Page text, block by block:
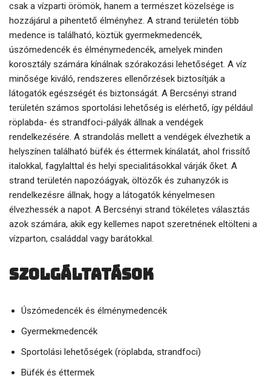
csak a vízparti örömök, hanem a természet közelsége is
hozzájárul a pihentető élményhez. A strand területén több
medence is található, köztük gyermekmedencék,
úszómedencék és élménymedencék, amelyek minden
korosztály számára kínálnak szórakozási lehetőséget. A víz
minősége kiváló, rendszeres ellenőrzések biztosítják a
látogatók egészségét és biztonságát. A Bercsényi strand
területén számos sportolási lehetőség is elérhető, így például
röplabda- és strandfoci-pályák állnak a vendégek
rendelkezésére. A strandolás mellett a vendégek élvezhetik a
helyszínen található büfék és éttermek kínálatát, ahol frissítő
italokkal, fagylalttal és helyi specialitásokkal várják őket. A
strand területén napozóágyak, öltözők és zuhanyzók is
rendelkezésre állnak, hogy a látogatók kényelmesen
élvezhessék a napot. A Bercsényi strand tökéletes választás
azok számára, akik egy kellemes napot szeretnének eltölteni a
vízparton, családdal vagy barátokkal.
Szolgáltatások
Úszómedencék és élménymedencék
Gyermekmedencék
Sportolási lehetőségek (röplabda, strandfoci)
Büfék és éttermek